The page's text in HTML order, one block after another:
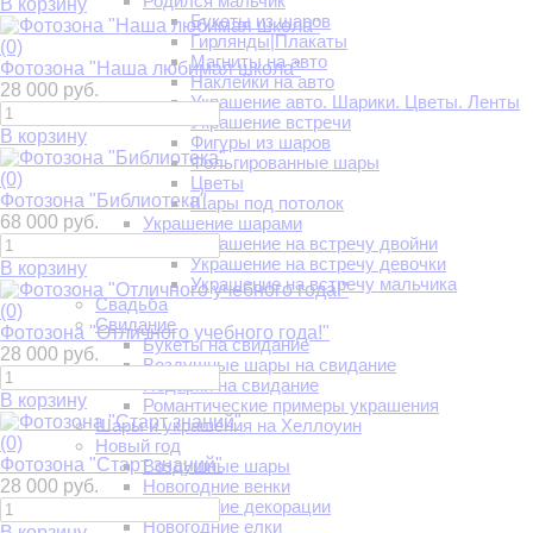
Букеты из шаров
Гирлянды|Плакаты
Магниты на авто
Наклейки на авто
Украшение авто. Шарики. Цветы. Ленты
Украшение встречи
Фигуры из шаров
Фольгированные шары
Цветы
Шары под потолок
Украшение шарами
Украшение на встречу двойни
Украшение на встречу девочки
Украшение на встречу мальчика
Свадьба
Свидание
Букеты на свидание
Воздушные шары на свидание
Подарки на свидание
Романтические примеры украшения
Шары и украшения на Хеллоуин
Новый год
Воздушные шары
Новогодние венки
Новогодние декорации
Новогодние елки
(0)
Фотозона "Наша любимая школа"
28 000 руб.
В корзину
(0)
Фотозона "Библиотека"
68 000 руб.
В корзину
(0)
Фотозона "Отличного учебного года!"
28 000 руб.
В корзину
(0)
Фотозона "Старт знаний"
28 000 руб.